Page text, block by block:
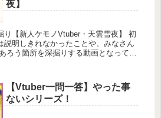
夜】
【新人ケモノVtuber・天雲雪夜】 初
説明しきれなかったことや、みなさん
ろう箇所を深掘りする動画となってい
【Vtuber一問一答】やった事
ないシリーズ！